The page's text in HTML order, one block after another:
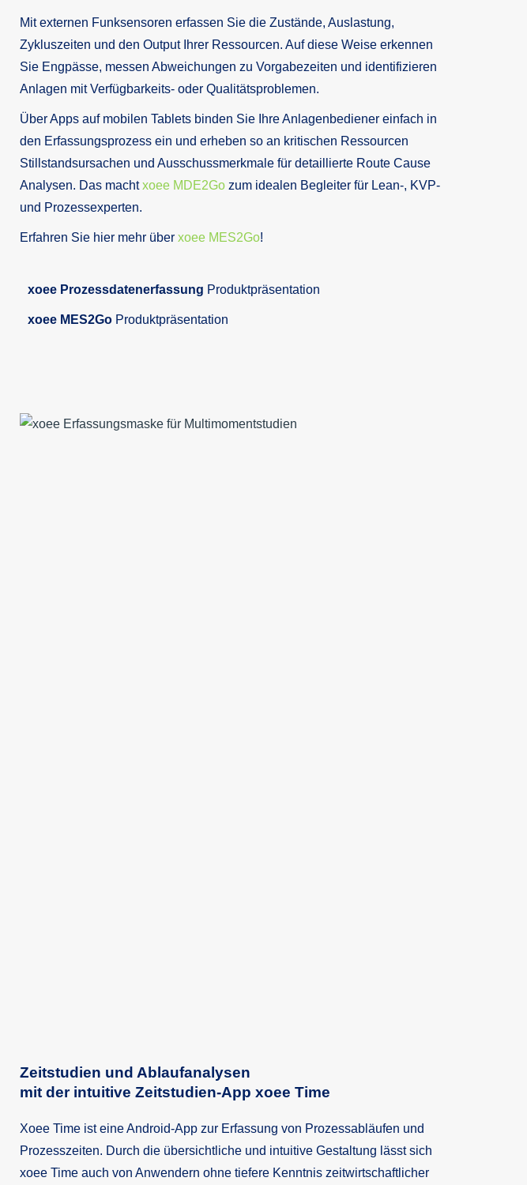
Mit externen Funksensoren erfassen Sie die Zustände, Auslastung,
Zykluszeiten und den Output Ihrer Ressourcen. Auf diese Weise erkennen
Sie Engpässe, messen Abweichungen zu Vorgabezeiten und identifizieren
Anlagen mit Verfügbarkeits- oder Qualitätsproblemen.
Über Apps auf mobilen Tablets binden Sie Ihre Anlagenbediener einfach in
den Erfassungsprozess ein und erheben so an kritischen Ressourcen
Stillstandsursachen und Ausschussmerkmale für detaillierte Route Cause
Analysen. Das machtxoee MDE2Go zum idealen Begleiter für Lean-, KVP-
und Prozessexperten.
Erfahren Sie hier mehr über xoee MES2Go!
xoee Prozessdatenerfassung Produktpräsentation
xoee MES2Go Produktpräsentation
Zeitstudien und Ablaufanalysen
mit der intuitive Zeitstudien-App xoee Time
Xoee Time ist eine Android-App zur Erfassung von Prozessabläufen und
Prozesszeiten. Durch die übersichtliche und intuitive Gestaltung lässt sich
xoee Time auch von Anwendern ohne tiefere Kenntnis zeitwirtschaftlicher